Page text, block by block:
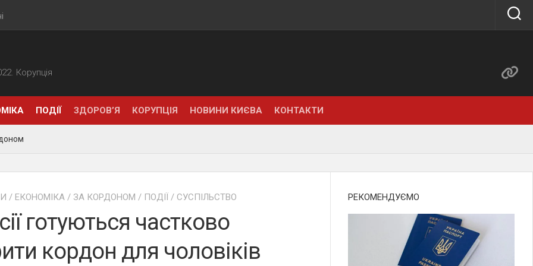
Корупція
ПОДІЇ ЗДОРОВ’Я КОРУПЦІЯ НОВИНИ КИЄВА КОНТАКТИ
/ ЕКОНОМІКА / ЗА КОРДОНОМ / ПОДІЇ / СУСПІЛЬСТВО
готуються частково
кордон для чоловіків
РЕКОМЕНДУЄМО